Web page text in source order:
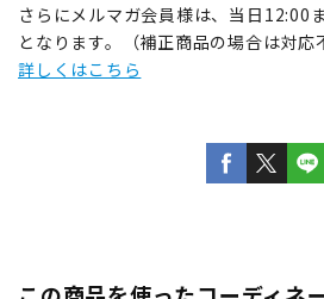
さらにメルマガ会員様は、当日12:00
となります。（補正商品の場合は対応
詳しくはこちら